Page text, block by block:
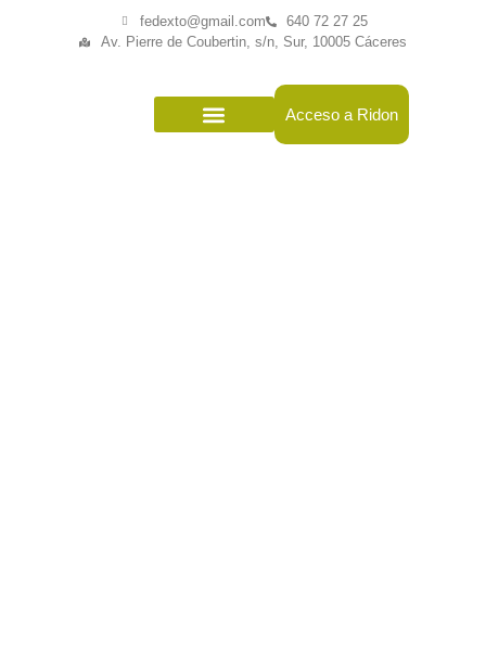
fedexto@gmail.com
640 72 27 25
Av. Pierre de Coubertin, s/n, Sur, 10005 Cáceres
Acceso a Ridon